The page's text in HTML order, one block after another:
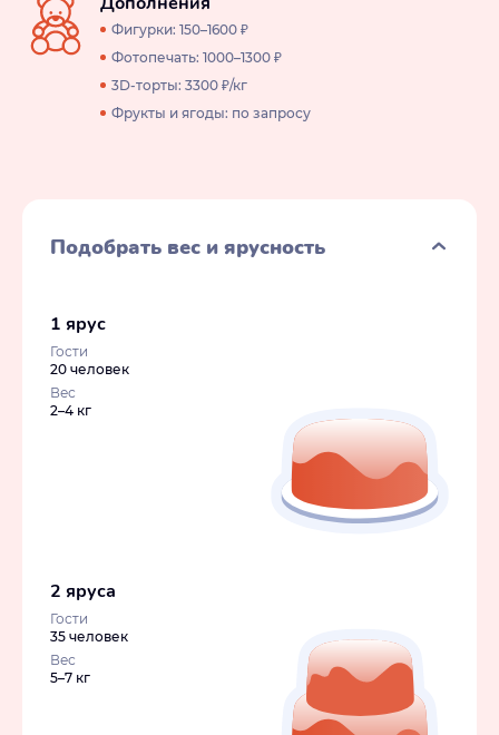
Фигурки: 150–1600 ₽
Фотопечать: 1000–1300 ₽
3D-торты: 3300 ₽/кг
Фрукты и ягоды: по запросу
Подобрать вес и ярусность
1 ярус
Гости
20 человек
Вес
2–4 кг
2 яруса
Гости
35 человек
Вес
5–7 кг